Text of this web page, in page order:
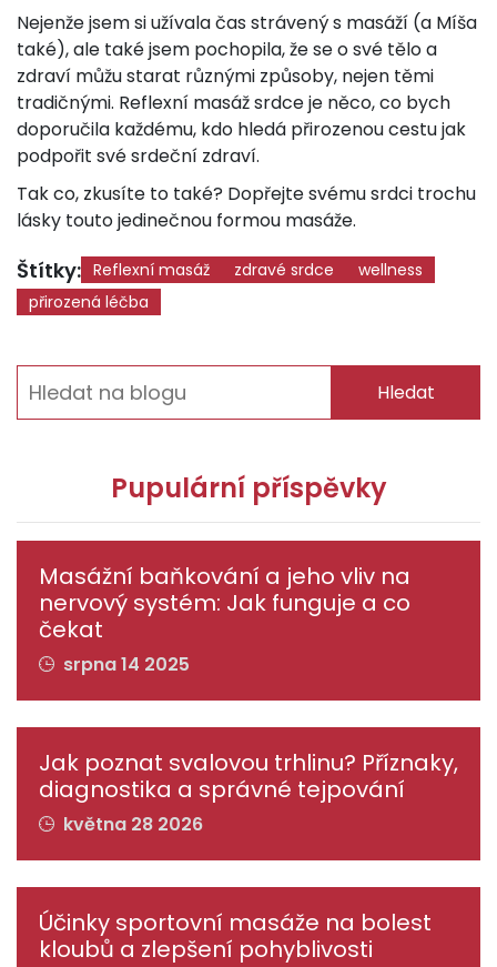
Nejenže jsem si užívala čas strávený s masáží (a Míša
také), ale také jsem pochopila, že se o své tělo a
zdraví můžu starat různými způsoby, nejen těmi
tradičnými. Reflexní masáž srdce je něco, co bych
doporučila každému, kdo hledá přirozenou cestu jak
podpořit své srdeční zdraví.
Tak co, zkusíte to také? Dopřejte svému srdci trochu
lásky touto jedinečnou formou masáže.
Štítky: Reflexní masáž zdravé srdce
wellness
přirozená léčba
Hledat
Pupulární příspěvky
Masážní baňkování a jeho vliv na
nervový systém: Jak funguje a co
čekat
srpna 14 2025
Jak poznat svalovou trhlinu? Příznaky,
diagnostika a správné tejpování
května 28 2026
Účinky sportovní masáže na bolest
kloubů a zlepšení pohyblivosti